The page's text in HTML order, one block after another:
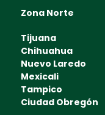
Zona Norte
Tijuana
Chihuahua
Nuevo Laredo
Mexicali
Tampico
Ciudad Obregón